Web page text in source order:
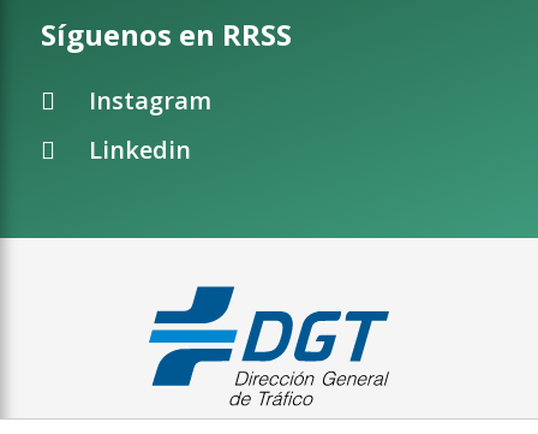
Síguenos en RRSS
Instagram
Linkedin